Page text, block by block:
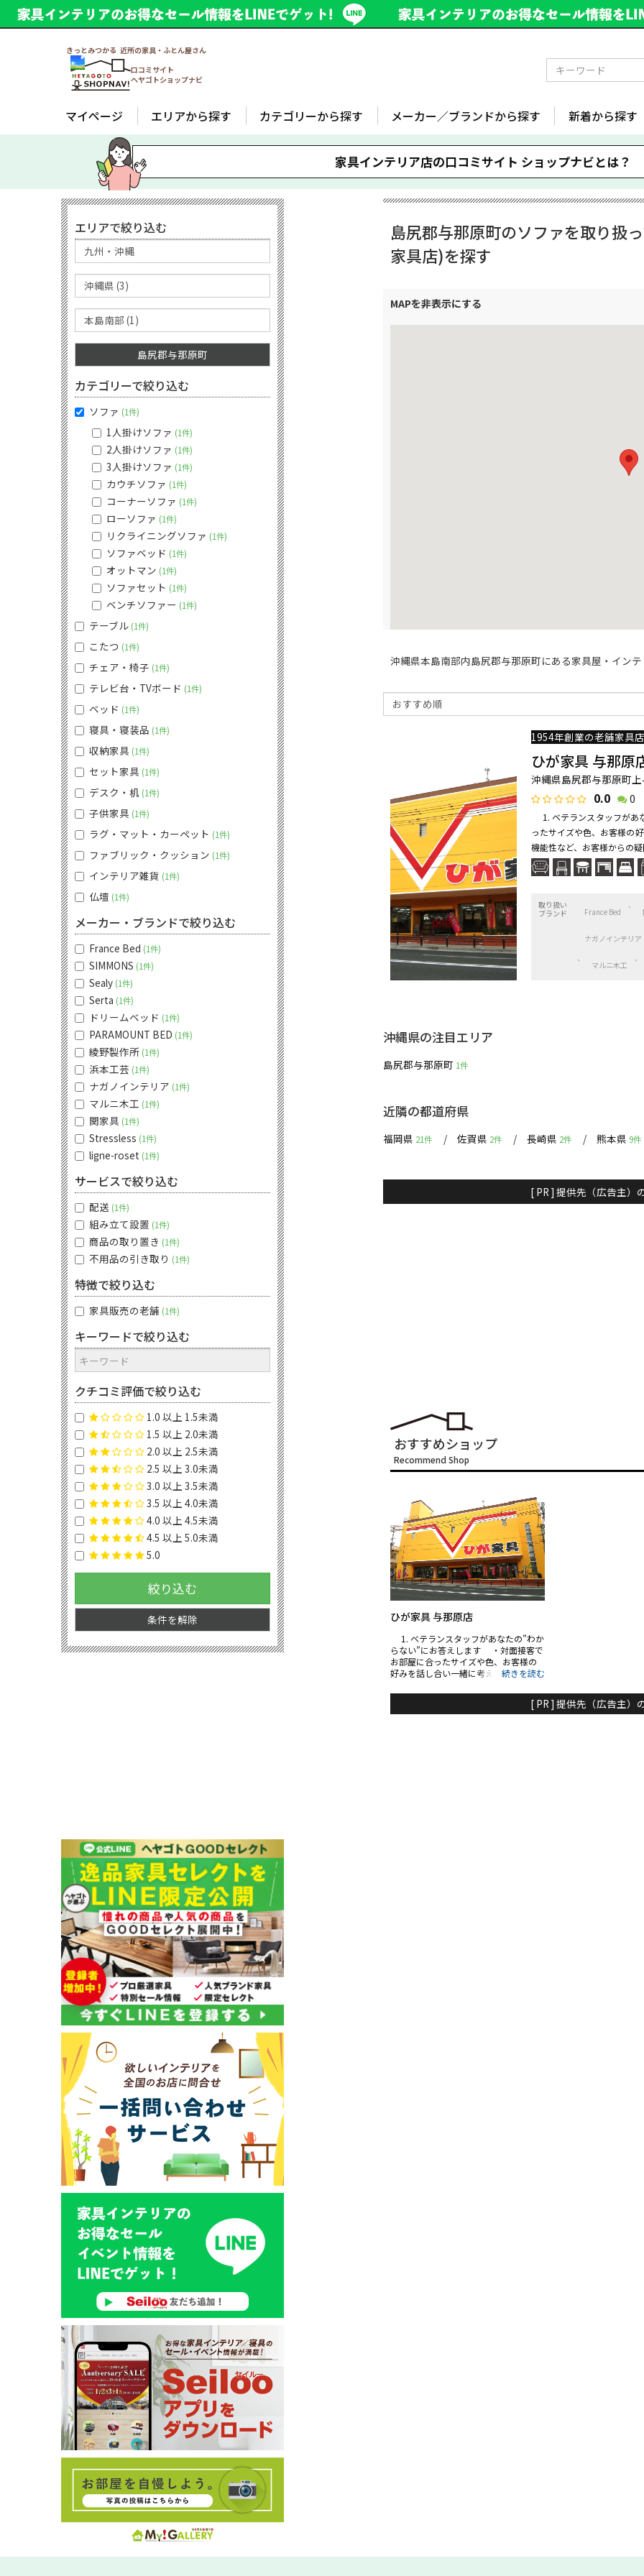
きっとみつかる 近所の家具・ふとん屋さん
口コミサイト
ヘヤゴトショップナビ
マイページ エリアから探す カテゴリーから探す メーカー／ブランドから探す 新着から探す
家具インテリア店の口コミサイト ショップナビとは？
島尻郡与那原町のソファを取り扱
家具店)を探す
沖縄県本島南部内島尻郡与那原町にある家具屋・インテ
ひが家具 与那原
沖縄県島尻郡与那原町
0.0 0
1. ベテランスタッフがあ
ったサイズや色、お客様の
機能性など、お客様からの
取り扱い
ブランド
France Bed
ナガノインテリア
マルニ木工
沖縄県の注目エリア
島尻郡与那原町 1件
近隣の都道府県
福岡県 21件 佐賀県 2件 長崎県 2件 熊本県 9件
[ PR ] 提供先（広告主）
おすすめショップ
Recommend Shop
ひが家具 与那原店
1. ベテランスタッフがあなたの”わか
らない”にお答えします ・対面接客で
お部屋に合ったサイズや色、お客様の
好みを話し合い一緒に考えていきます。
客様からの疑問に答えながら適切な商
品を提案していきます。 ・在庫の有[ PR ] 提供先（広告主）
エリアで絞り込む
島尻郡与那原町
カテゴリーで絞り込む
ソファ 1件
1人掛けソファ 1件
2人掛けソファ 1件
3人掛けソファ 1件
カウチソファ 1件
コーナーソファ 1件
ローソファ 1件
リクライニングソファ 1件
ソファベッド 1件
オットマン 1件
ソファセット 1件
ベンチソファー 1件
テーブル 1件
こたつ 1件
チェア・椅子 1件
テレビ台・TVボード 1件
ベッド 1件
寝具・寝装品 1件
収納家具 1件
セット家具 1件
デスク・机 1件
子供家具 1件
ラグ・マット・カーペット 1件
ファブリック・クッション 1件
インテリア雑貨 1件
仏壇 1件
メーカー・ブランドで絞り込む
France Bed 1件
SIMMONS 1件
Sealy 1件
Serta 1件
ドリームベッド 1件
PARAMOUNT BED 1件
綾野製作所 1件
浜本工芸 1件
ナガノインテリア 1件
マルニ木工 1件
関家具 1件
Stressless 1件
ligne-roset 1件
サービスで絞り込む
配送 1件
組み立て設置 1件
商品の取り置き 1件
不用品の引き取り 1件
特徴で絞り込む
家具販売の老舗 1件
キーワードで絞り込む
クチコミ評価で絞り込む
1.0 以上 1.5未満
1.5 以上 2.0未満
2.0 以上 2.5未満
2.5 以上 3.0未満
3.0 以上 3.5未満
3.5 以上 4.0未満
4.0 以上 4.5未満
4.5 以上 5.0未満
5.0
絞り込む
条件を解除